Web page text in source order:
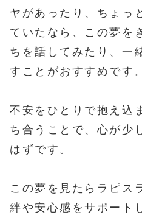
ヤがあったり、ちょっ
ていたなら、この夢を
ちを話してみたり、一
すことがおすすめです。
不安をひとりで抱え込
ち合うことで、心が少
はずです。
この夢を見たらラピス
絆や安心感をサポート